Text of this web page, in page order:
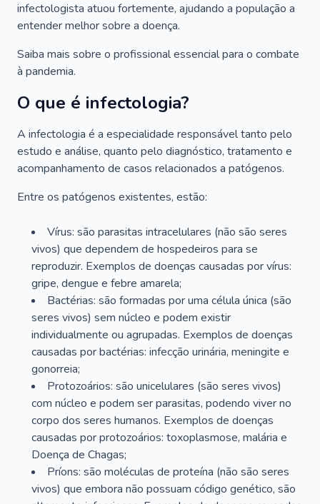
infectologista atuou fortemente, ajudando a população a
entender melhor sobre a doença.
Saiba mais sobre o profissional essencial para o combate
à pandemia.
O que é infectologia?
A infectologia é a especialidade responsável tanto pelo
estudo e análise, quanto pelo diagnóstico, tratamento e
acompanhamento de casos relacionados a patógenos.
Entre os patógenos existentes, estão:
Vírus: são parasitas intracelulares (não são seres
vivos) que dependem de hospedeiros para se
reproduzir. Exemplos de doenças causadas por vírus:
gripe, dengue e febre amarela;
Bactérias: são formadas por uma célula única (são
seres vivos) sem núcleo e podem existir
individualmente ou agrupadas. Exemplos de doenças
causadas por bactérias: infecção urinária, meningite e
gonorreia;
Protozoários: são unicelulares (são seres vivos)
com núcleo e podem ser parasitas, podendo viver no
corpo dos seres humanos. Exemplos de doenças
causadas por protozoários: toxoplasmose, malária e
Doença de Chagas;
Príons: são moléculas de proteína (não são seres
vivos) que embora não possuam código genético, são